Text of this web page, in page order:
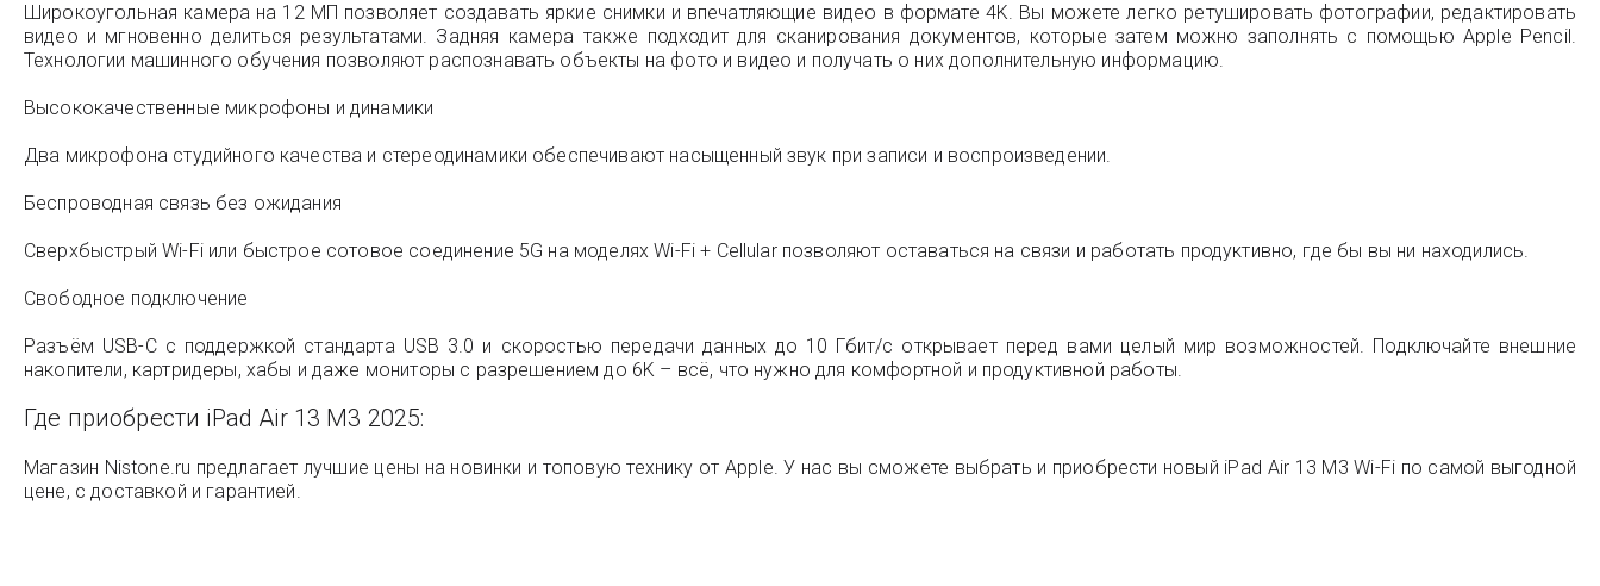
Широкоугольная камера на 12 МП позволяет создавать яркие снимки и впечатляющие видео в формате 4K. Вы можете легко ретушировать фотографии, редактировать
видео и мгновенно делиться результатами. Задняя камера также подходит для сканирования документов, которые затем можно заполнять с помощью Apple Pencil.
Технологии машинного обучения позволяют распознавать объекты на фото и видео и получать о них дополнительную информацию.
Высококачественные микрофоны и динамики
Два микрофона студийного качества и стереодинамики обеспечивают насыщенный звук при записи и воспроизведении.
Беспроводная связь без ожидания
Сверхбыстрый Wi-Fi или быстрое сотовое соединение 5G на моделях Wi-Fi + Cellular позволяют оставаться на связи и работать продуктивно, где бы вы ни находились.
Свободное подключение
Разъём USB-C с поддержкой стандарта USB 3.0 и скоростью передачи данных до 10 Гбит/с открывает перед вами целый мир возможностей. Подключайте внешние
накопители, картридеры, хабы и даже мониторы с разрешением до 6K – всё, что нужно для комфортной и продуктивной работы.
Где приобрести iPad Air 13 M3 2025:
Магазин Nistone.ru предлагает лучшие цены на новинки и топовую технику от Apple. У нас вы сможете выбрать и приобрести новый iPad Air 13 M3 Wi-Fi по самой выгодной
цене, с доставкой и гарантией.